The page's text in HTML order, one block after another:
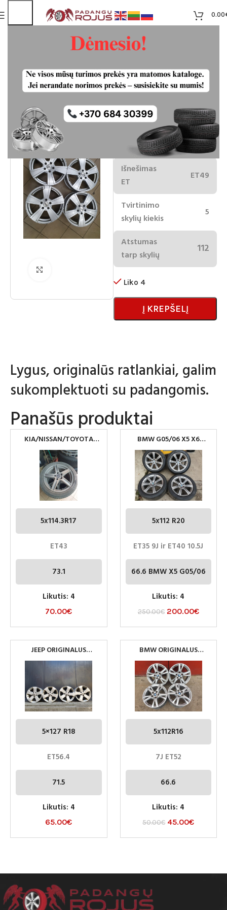
0.00
Ratlankiai 5×112 R17
55.00€
Ratlankio
skersmuo
17
Išnešimas
ET
ET49
Tvirtinimo
skylių kiekis
5
Atstumas
tarp skylių
112
Liko 4
Į KREPŠELĮ
Lygus, originalūs ratlankiai, galim
sukomplektuoti su padangomis.
Panašūs produktai
KIA/NISSAN/TOYOTA
RATLANKIAI 5×114.3R17
5x114.3R17
ET43
73.1
Likutis: 4
70.00€
BMW G05/06 X5 X6
RONAL RATLANKIAI 5×112
R20
5x112 R20
ET35 9J ir ET40 10.5J
66.6 BMW X5 G05/06
Likutis: 4
250.00€ 200.00€
JEEP ORIGINALUS
RATLANKIAI 5×127 R18
5×127 R18
ET56.4
71.5
Likutis: 4
65.00€
BMW ORIGINALUS
RATLANKIAI 5×112 R16
5x112R16
7J ET52
66.6
Likutis: 4
50.00€ 45.00€